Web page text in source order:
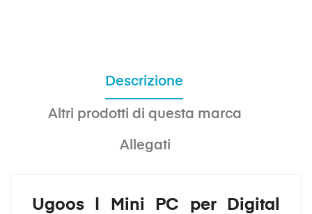
Descrizione
Altri prodotti di questa marca
Allegati
Ugoos | Mini PC per Digital